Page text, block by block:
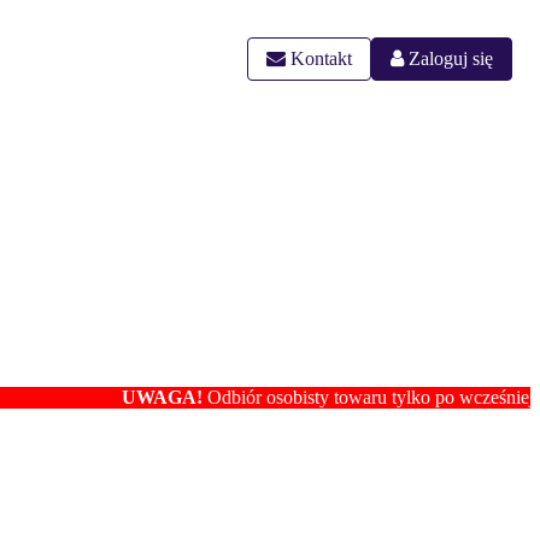
Kontakt Zaloguj się
UWAGA!Odbiór osobisty towaru tylko po